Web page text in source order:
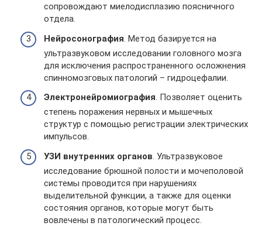
сопровождают миелодисплазию поясничного
отдела.
Нейросонография . Метод базируется на
ультразвуковом исследовании головного мозга
для исключения распространенного осложнения
спинномозговых патологий – гидроцефалии.
Электронейромиография. Позволяет оценить
степень поражения нервных и мышечных
структур с помощью регистрации электрических
импульсов.
УЗИ внутренних органов . Ультразвуковое
исследование брюшной полости и мочеполовой
системы проводится при нарушениях
выделительной функции, а также для оценки
состояния органов, которые могут быть
вовлечены в патологический процесс.